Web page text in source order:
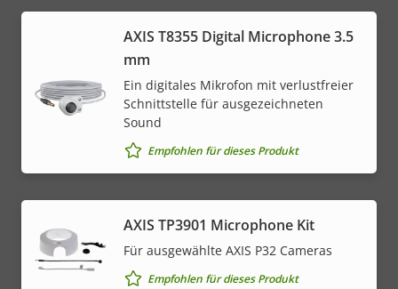
AXIS T8355 Digital Microphone 3.5
mm
Ein digitales Mikrofon mit verlustfreier
Schnittstelle für ausgezeichneten
Sound
Empfohlen für dieses Produkt
AXIS TP3901 Microphone Kit
Für ausgewählte AXIS P32 Cameras
Empfohlen für dieses Produkt